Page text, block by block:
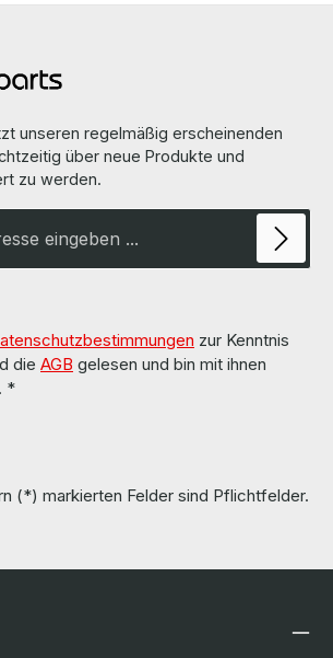
unseren regelmäßig erscheinenden
über neue Produkte und
zu werden.
zur Kenntnis
die AGB gelesen und bin mit ihnen
*
(*) markierten Felder sind Pflichtfelder.